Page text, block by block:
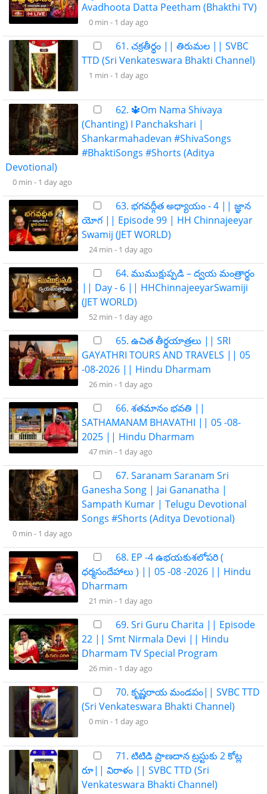
Avadhoota Datta Peetham (Bhakthi TV)
0 min - 1 day ago
61. ​​చక్రతీర్థం || తిరుమల || SVBC
TTD (Sri Venkateswara Bhakti Channel)
1 min - 1 day ago
62. 🔱Om Nama Shivaya
(Chanting) I Panchakshari |
Shankarmahadevan #ShivaSongs
#BhaktiSongs #Shorts (Aditya
Devotional)
0 min - 1 day ago
63. భగవద్గీత అధ్యాయం - 4 || జ్ఞాన
యోగ || Episode 99 | HH Chinnajeeyar
Swamij (JET WORLD)
24 min - 1 day ago
64. ముముక్షుప్పడి – ద్వయ మంత్రార్థం
|| Day - 6 || HHChinnajeeyarSwamiji
(JET WORLD)
52 min - 1 day ago
65. ఉచిత తీర్థయాత్రలు || SRI
GAYATHRI TOURS AND TRAVELS || 05
-08-2026 || Hindu Dharmam
26 min - 1 day ago
66. శతమానం భవతి ||
SATHAMANAM BHAVATHI || 05 -08-
2025 || Hindu Dharmam
47 min - 1 day ago
67. Saranam Saranam Sri
Ganesha Song | Jai Gananatha |
Sampath Kumar | Telugu Devotional
Songs #Shorts (Aditya Devotional)
0 min - 1 day ago
68. EP -4 ఉభయకుశలోపరి (
ధర్మసందేహాలు ) || 05 -08 -2026 || Hindu
Dharmam
21 min - 1 day ago
69. Sri Guru Charita || Episode
22 || Smt Nirmala Devi || Hindu
Dharmam TV Special Program
26 min - 1 day ago
70. కృష్ణరాయ మండపం|| SVBC TTD
(Sri Venkateswara Bhakti Channel)
0 min - 1 day ago
71. ​​టిటిడి ప్రాణదాన ట్రస్టుకు 2 కోట్ల
రూ|| విరాళం || SVBC TTD (Sri
Venkateswara Bhakti Channel)